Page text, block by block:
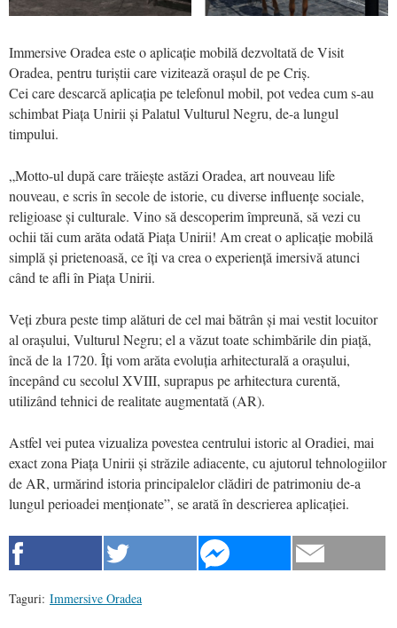
Immersive Oradea este o aplicație mobilă dezvoltată de Visit
Oradea, pentru turiștii care vizitează orașul de pe Criș.
Cei care descarcă aplicația pe telefonul mobil, pot vedea cum s-au
schimbat Piața Unirii și Palatul Vulturul Negru, de-a lungul
timpului.
„Motto-ul după care trăiește astăzi Oradea, art nouveau life
nouveau, e scris în secole de istorie, cu diverse influențe sociale,
religioase și culturale. Vino să descoperim împreună, să vezi cu
ochii tăi cum arăta odată Piața Unirii! Am creat o aplicație mobilă
simplă și prietenoasă, ce îți va crea o experiență imersivă atunci
când te afli în Piața Unirii.
Veți zbura peste timp alături de cel mai bătrân și mai vestit locuitor
al orașului, Vulturul Negru; el a văzut toate schimbările din piață,
încă de la 1720. Îți vom arăta evoluția arhitecturală a orașului,
începând cu secolul XVIII, suprapus pe arhitectura curentă,
utilizând tehnici de realitate augmentată (AR).
Astfel vei putea vizualiza povestea centrului istoric al Oradiei, mai
exact zona Piața Unirii și străzile adiacente, cu ajutorul tehnologiilor
de AR, urmărind istoria principalelor clădiri de patrimoniu de-a
lungul perioadei menționate”, se arată în descrierea aplicației.
Taguri: Immersive Oradea